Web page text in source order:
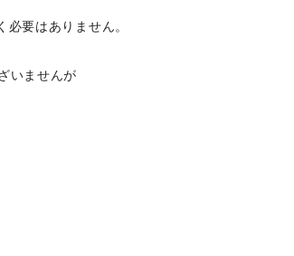
要はありません。
いませんが